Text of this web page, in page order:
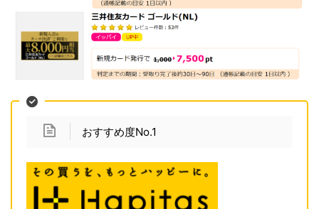
おすすめ度No.1